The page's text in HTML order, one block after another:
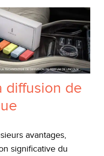
diffusion de
avantages,
significative du